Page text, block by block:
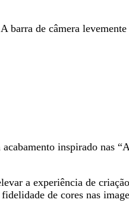
de câmera
inspirado nas
a experiência de
de cores nas